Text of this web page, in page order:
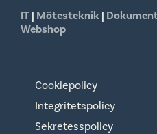
IT | Mötesteknik |
Webshop
Cookiepolicy
Integritetspolicy
Sekretesspolicy